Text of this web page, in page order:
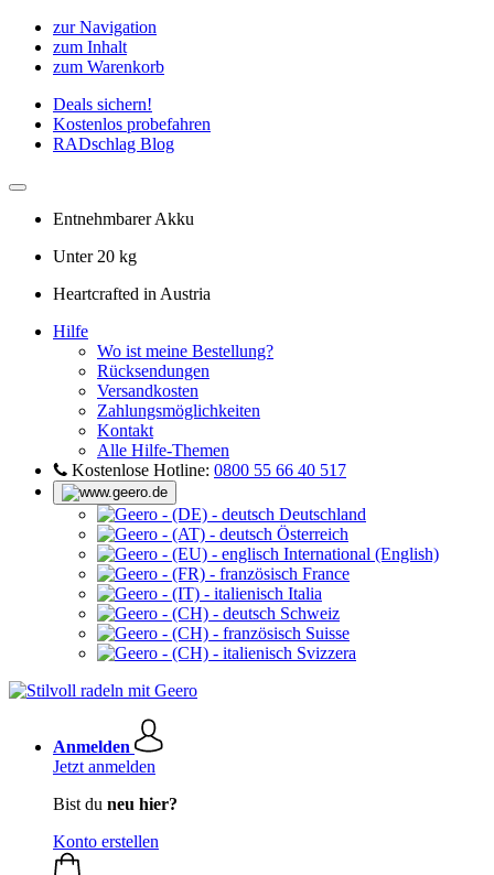
zur Navigation
zum Inhalt
zum Warenkorb
Deals sichern!
Kostenlos probefahren
RADschlag Blog
Entnehmbarer Akku
Unter 20 kg
Heartcrafted in Austria
Hilfe
Wo ist meine Bestellung?
Rücksendungen
Versandkosten
Zahlungsmöglichkeiten
Kontakt
Alle Hilfe-Themen
Kostenlose Hotline: 0800 55 66 40 517
Deutschland
Österreich
International (English)
France
Italia
Schweiz
Suisse
Svizzera
Anmelden
Jetzt anmelden
Bist du neu hier?
Konto erstellen